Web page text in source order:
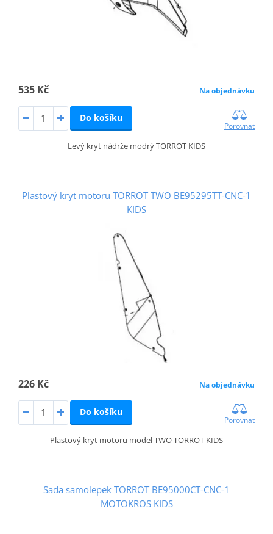
535 Kč Na objednávku
Do košíku
Porovnat
Levý kryt nádrže modrý TORROT KIDS
Plastový kryt motoru TORROT TWO BE95295TT-CNC-1
KIDS
226 Kč Na objednávku
Do košíku
Porovnat
Plastový kryt motoru model TWO TORROT KIDS
Sada samolepek TORROT BE95000CT-CNC-1
MOTOKROS KIDS